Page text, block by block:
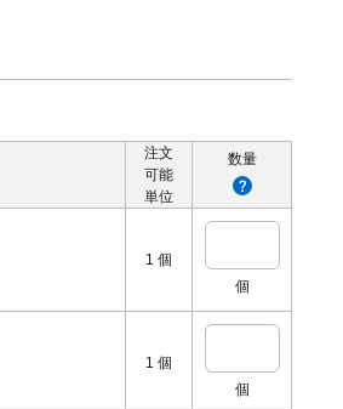
注文
可能
単位
数量
1 個
個
1 個
個